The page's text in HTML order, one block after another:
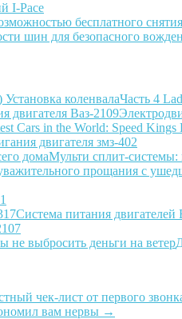
I-Pace
бесплатного снятия
шин для безопасного
Часть 4
Cars in the World: Speed Kings
двигателя змз-402
Мульти сплит-системы:
Система питания
чек-лист от первого
вам нервы →